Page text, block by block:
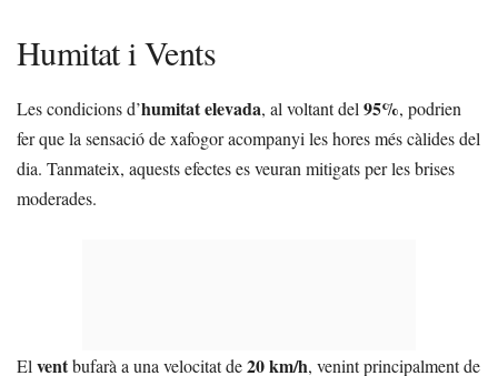
Humitat i Vents
Les condicions d’humitat elevada, al voltant del95%, podrien
fer que la sensació de xafogor acompanyi les hores més càlides del
dia. Tanmateix, aquests efectes es veuran mitigats per les brises
moderades.
Elventbufarà a una velocitat de20 km/h, venint principalment de